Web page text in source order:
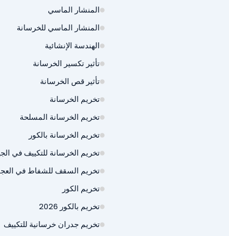
المنشار الماسي
المنشار الماسي للخرسانة
الهندسة الإنشائية
تأثير تكسير الخرسانة
تأثير قص الخرسانة
تخريم الخرسانة
تخريم الخرسانة المسلحة
تخريم الخرسانة بالكور
تخريم الخرسانة للتكييف في
تخريم السقف للشفاط في
تخريم الكور
تخريم بالكور 2026
تخريم جدران خرسانية للتكييف